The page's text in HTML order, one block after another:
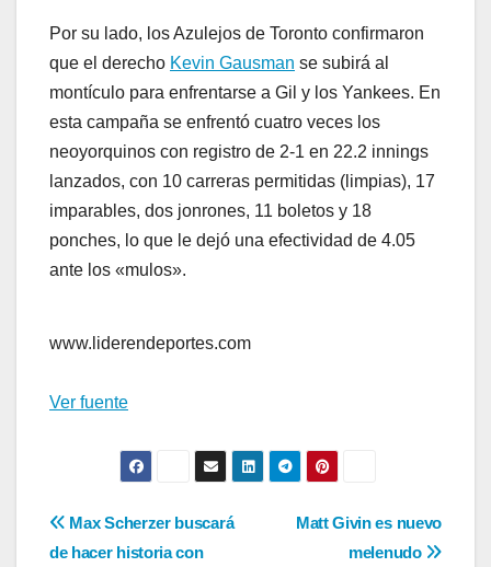
Por su lado, los Azulejos de Toronto confirmaron
que el derecho Kevin Gausman se subirá al
montículo para enfrentarse a Gil y los Yankees. En
esta campaña se enfrentó cuatro veces los
neoyorquinos con registro de 2-1 en 22.2 innings
lanzados, con 10 carreras permitidas (limpias), 17
imparables, dos jonrones, 11 boletos y 18
ponches, lo que le dejó una efectividad de 4.05
ante los «mulos».
www.liderendeportes.com
Ver fuente
Navegación
Matt Givin es nuevo
melenudo
Max Scherzer buscará
de hacer historia con